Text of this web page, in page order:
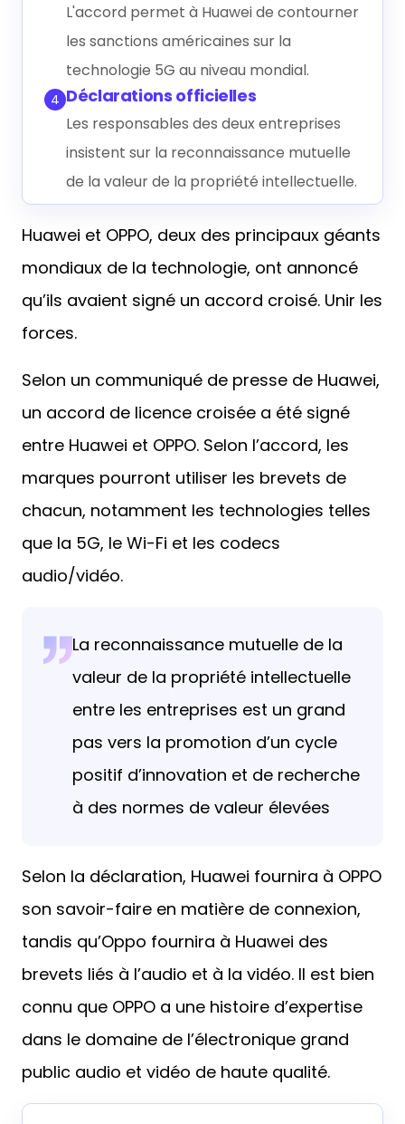
L'accord permet à Huawei de contourner
les sanctions américaines sur la
technologie 5G au niveau mondial.
4 Déclarations officielles
Les responsables des deux entreprises
insistent sur la reconnaissance mutuelle
de la valeur de la propriété intellectuelle.
Huawei et OPPO, deux des principaux géants
mondiaux de la technologie, ont annoncé
qu’ils avaient signé un accord croisé. Unir les
forces.
Selon un communiqué de presse de Huawei,
un accord de licence croisée a été signé
entre Huawei et OPPO. Selon l’accord, les
marques pourront utiliser les brevets de
chacun, notamment les technologies telles
que la 5G, le Wi-Fi et les codecs
audio/vidéo.
La reconnaissance mutuelle de la
valeur de la propriété intellectuelle
entre les entreprises est un grand
pas vers la promotion d’un cycle
positif d’innovation et de recherche
à des normes de valeur élevées
Selon la déclaration, Huawei fournira à OPPO
son savoir-faire en matière de connexion,
tandis qu’Oppo fournira à Huawei des
brevets liés à l’audio et à la vidéo. Il est bien
connu que OPPO a une histoire d’expertise
dans le domaine de l’électronique grand
public audio et vidéo de haute qualité.